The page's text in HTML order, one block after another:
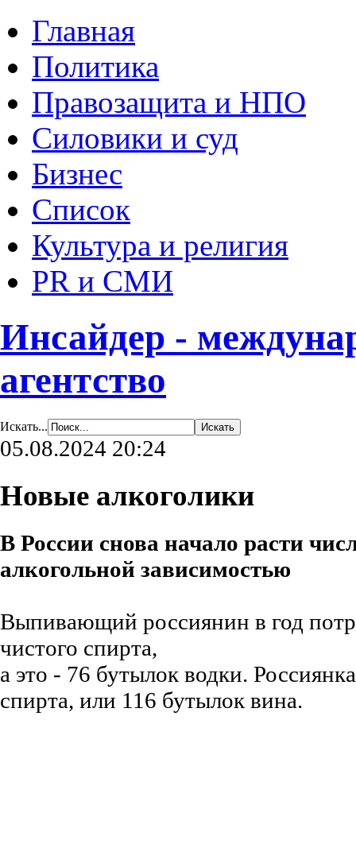
Главная
Политика
Правозащита и НПО
Силовики и суд
Бизнес
Список
Культура и религия
PR и СМИ
Инсайдер -
агентство
Искать...
05.08.2024 20:24
Новые алкоголики
В России снова начало расти
алкогольной зависимостью
Выпивающий россиянин в год
чистого спирта,
а это - 76 бутылок водки.
спирта, или 116 бутылок вина.